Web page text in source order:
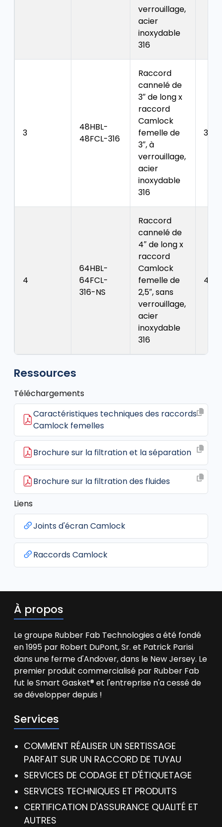
verrouillage,
acier
inoxydable
316
3
48HBL-
48FCL-316
Raccord
cannelé de
3″ de long x
raccord
Camlock
femelle de
3″, à
verrouillage,
acier
inoxydable
316
3.65
4
64HBL-
64FCL-
316-NS
Raccord
cannelé de
4″ de long x
raccord
Camlock
femelle de
2,5″, sans
verrouillage,
acier
inoxydable
316
4.75
Ressources
Téléchargements
Caractéristiques techniques des raccords
Camlock femelles
Brochure sur la filtration et la séparation
Brochure sur la filtration des fluides
Liens
Joints d'écran Camlock
Raccords Camlock
À propos
Le groupe Rubber Fab Technologies a été fondé
en 1995 par Robert DuPont, Sr. et Patrick Parisi
dans une ferme d'Andover, dans le New Jersey. Le
premier produit commercialisé par Rubber Fab
fut le Smart Gasket® et l'entreprise n'a cessé de
se développer depuis !
Services
COMMENT RÉALISER UN SERTISSAGE
PARFAIT SUR UN RACCORD DE TUYAU
SERVICES DE CODAGE ET D'ÉTIQUETAGE
SERVICES TECHNIQUES ET PRODUITS
CERTIFICATION D'ASSURANCE QUALITÉ ET
AUTRES